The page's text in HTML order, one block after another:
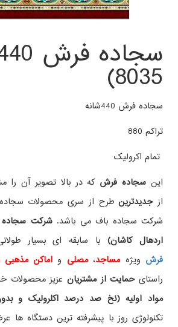
8035)
سجاده فرش 440شانه
تراکم 880
تمام اکرولیک
این سجاده فرش که در بالا تصویر آن را
ازجدیدترینطرح از سری محصولات
شرکت سجاده باف می باشد.شرکت سجاده
اردهال کاشان)با سابقه ای بسیار
فرش ویژهمساجد،مصلی و اماکن مذهبی
راستایحمایت از مشتریانعزیز محصولات
مواد اولیه (نخ صد درصد اکلرولیک و
تکنولوژی روز با پیشرفته ترین دستگاه ها